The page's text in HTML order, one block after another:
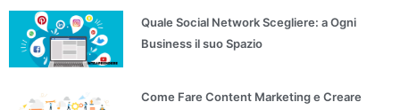
Quale Social Network Scegliere: a Ogni
Business il suo Spazio
Come Fare Content Marketing e Creare